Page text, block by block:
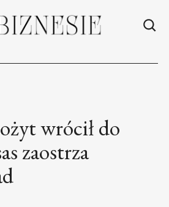
wrócił do
zaostrza